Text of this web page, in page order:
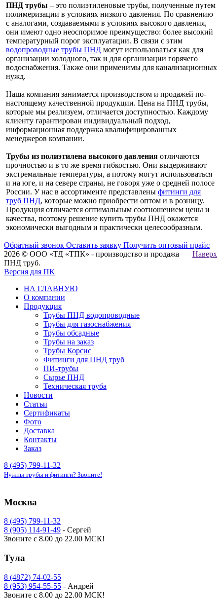
ПНД трубы – это полиэтиленовые трубы, полученные путем
полимеризации в условиях низкого давления. По сравнению
с аналогами, создаваемыми в условиях высокого давления,
они имеют одно неоспоримое преимущество: более высокий
температурный порог эксплуатации. В связи с этим
водопроводные трубы ПНД могут использоваться как для
организации холодного, так и для организации горячего
водоснабжения. Также они применимы для канализационных
нужд.
Наша компания занимается производством и продажей по-
настоящему качественной продукции. Цена на ПНД трубы,
которые мы реализуем, отличается доступностью. Каждому
клиенту гарантирован индивидуальный подход,
информационная поддержка квалифицированных
менеджеров компании.
Трубы из полиэтилена высокого давления отличаются
прочностью и в то же время гибкостью. Они выдерживают
экстремальные температуры, а потому могут использоваться
и на юге, и на севере страны, не говоря уже о средней полосе
России. У нас в ассортименте представлены фитинги для
труб ПНД, которые можно приобрести оптом и в розницу.
Продукция отличается оптимальным соотношением цены и
качества, поэтому решение купить трубы ПНД окажется
экономически выгодным и практически целесообразным.
Обратный звонок Оставить заявку Получить оптовый прайс
Наверх
2026 © ООО «ТД «ТПК» - производство и продажа
ПНД труб.
Версия для ПК
НА ГЛАВНУЮ
О компании
Продукция
Трубы ПНД водопроводные
Трубы для газоснабжения
Трубы обсадные
Трубы на заказ
Трубы Корсис
Фитинги для ПНД труб
ПИ-трубы
Сырье ПНД
Техническая труба
Новости
Статьи
Сертификаты
Фото
Доставка
Контакты
Заказ
8 (495) 799-11-32
Нужны трубы и фитинги? Звоните!
Москва
8 (495) 799-11-32
8 (905) 114-91-49 - Сергей
Звоните с 8.00 до 22.00 МСК!
Тула
8 (4872) 74-02-55
8 (953) 954-55-55 - Андрей
Звоните с 8.00 до 22.00 МСК!